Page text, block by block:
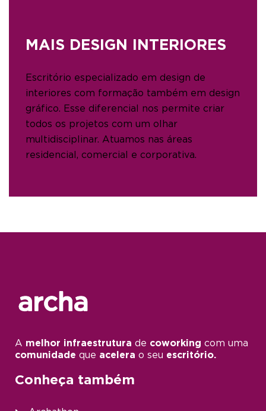
MAIS DESIGN INTERIORES
Escritório especializado em design de
interiores com formação também em design
gráfico. Esse diferencial nos permite criar
todos os projetos com um olhar
multidisciplinar. Atuamos nas áreas
residencial, comercial e corporativa.
A melhor infraestrutura de coworking com uma
comunidade que acelera o seu escritório.
Conheça também